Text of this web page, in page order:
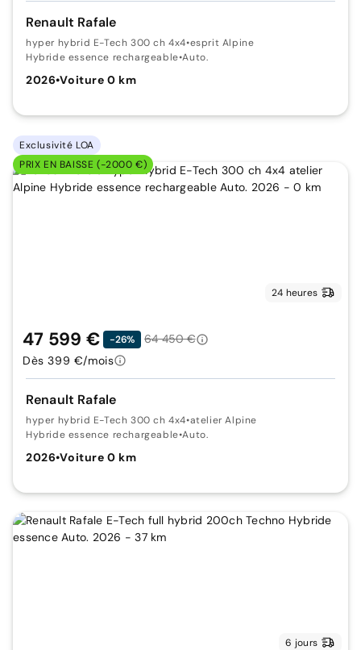
Renault Rafale
hyper hybrid E-Tech 300 ch 4x4•esprit Alpine
Hybride essence rechargeable•Auto.
2026•Voiture 0 km
Exclusivité LOA
PRIX EN BAISSE (-2000 €)
24 heures
Renault Rafale
hyper hybrid E-Tech 300 ch 4x4•atelier Alpine
Hybride essence rechargeable•Auto.
2026•Voiture 0 km
47 599 € -26%
64 450 €
Dès 399 €/mois
6 jours